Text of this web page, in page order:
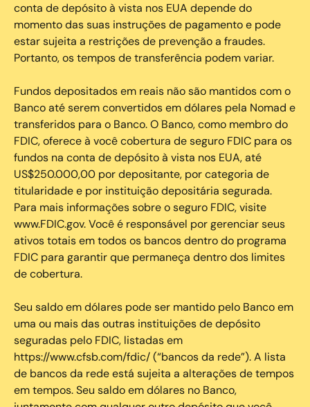
conta de depósito à vista nos EUA depende do
momento das suas instruções de pagamento e pode
estar sujeita a restrições de prevenção a fraudes.
Portanto, os tempos de transferência podem variar.
Fundos depositados em reais não são mantidos com o
Banco até serem convertidos em dólares pela Nomad e
transferidos para o Banco. O Banco, como membro do
FDIC, oferece à você cobertura de seguro FDIC para os
fundos na conta de depósito à vista nos EUA, até
US$250.000,00 por depositante, por categoria de
titularidade e por instituição depositária segurada.
Para mais informações sobre o seguro FDIC, visite
www.FDIC.gov. Você é responsável por gerenciar seus
ativos totais em todos os bancos dentro do programa
FDIC para garantir que permaneça dentro dos limites
de cobertura.
Seu saldo em dólares pode ser mantido pelo Banco em
uma ou mais das outras instituições de depósito
seguradas pelo FDIC, listadas em
https://www.cfsb.com/fdic/ (“bancos da rede”). A lista
de bancos da rede está sujeita a alterações de tempos
em tempos. Seu saldo em dólares no Banco,